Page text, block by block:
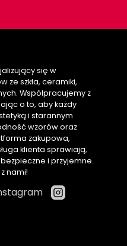
się w
ze szkła, ceramiki,
Współpracujemy z
o to, aby każdy
i starannym
wzorów oraz
zakupowa,
klienta sprawiają,
bezpieczne i przyjemne.
nami!